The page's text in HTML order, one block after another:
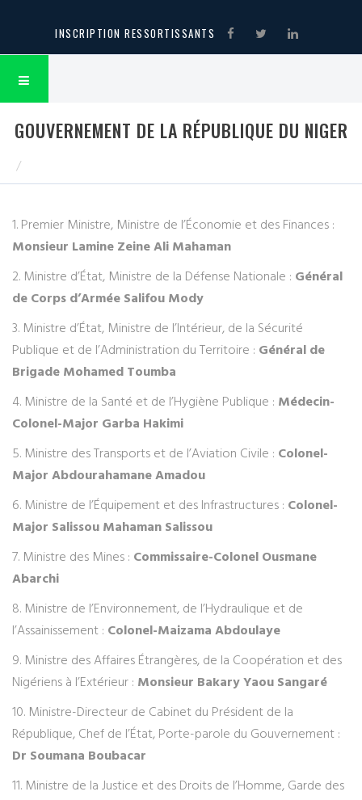
INSCRIPTION RESSORTISSANTS
GOUVERNEMENT DE LA RÉPUBLIQUE DU NIGER
1. Premier Ministre, Ministre de l’Économie et des Finances :
Monsieur Lamine Zeine Ali Mahaman
2. Ministre d’État, Ministre de la Défense Nationale : Général
de Corps d’Armée Salifou Mody
3. Ministre d’État, Ministre de l’Intérieur, de la Sécurité
Publique et de l’Administration du Territoire : Général de
Brigade Mohamed Toumba
4. Ministre de la Santé et de l’Hygiène Publique : Médecin-
Colonel-Major Garba Hakimi
5. Ministre des Transports et de l’Aviation Civile : Colonel-
Major Abdourahamane Amadou
6. Ministre de l’Équipement et des Infrastructures : Colonel-
Major Salissou Mahaman Salissou
7. Ministre des Mines : Commissaire-Colonel Ousmane
Abarchi
8. Ministre de l’Environnement, de l’Hydraulique et de
l’Assainissement : Colonel-Maizama Abdoulaye
9. Ministre des Affaires Étrangères, de la Coopération et des
Nigériens à l’Extérieur : Monsieur Bakary Yaou Sangaré
10. Ministre-Directeur de Cabinet du Président de la
République, Chef de l’État, Porte-parole du Gouvernement :
Dr Soumana Boubacar
11. Ministre de la Justice et des Droits de l’Homme, Garde des